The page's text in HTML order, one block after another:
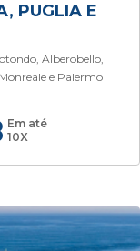
PUGLIA E
Alberobello,
e Palermo
Em até
10X